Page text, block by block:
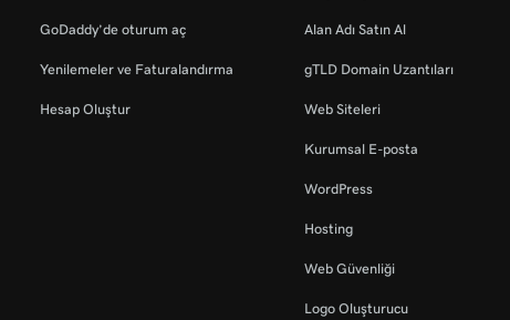
GoDaddy’de oturum aç
Yenilemeler ve Faturalandırma
Hesap Oluştur
Alan Adı Satın Al
gTLD Domain Uzantıları
Web Siteleri
Kurumsal E-posta
WordPress
Hosting
Web Güvenliği
Logo Oluşturucu